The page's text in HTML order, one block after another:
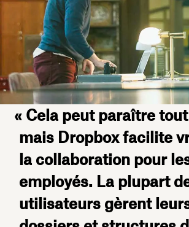
« Cela peut paraître
mais Dropbox facilite
la collaboration pour
employés. La plupart
utilisateurs gèrent